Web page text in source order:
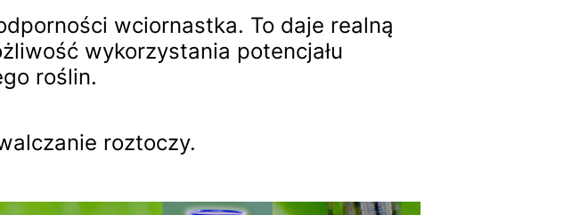
wciornastka. To daje realną
wykorzystania potencjału
roślin.
roztoczy.